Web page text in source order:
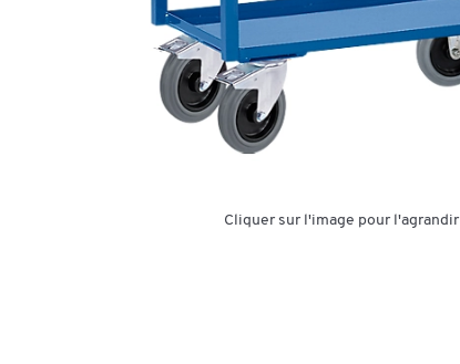
Cliquer sur l'image pour l'agrandir